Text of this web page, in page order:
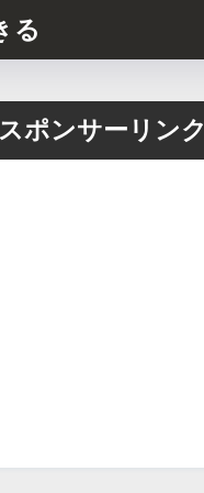
る
スポンサーリンク